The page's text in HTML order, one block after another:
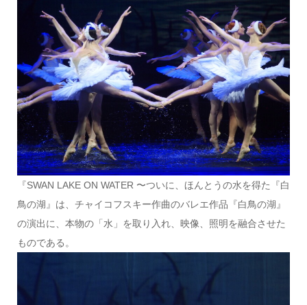
『SWAN LAKE ON WATER 〜ついに、ほんとうの水を得た『白
鳥の湖』は、チャイコフスキー作曲のバレエ作品『白鳥の湖』
の演出に、本物の「水」を取り入れ、映像、照明を融合させた
ものである。